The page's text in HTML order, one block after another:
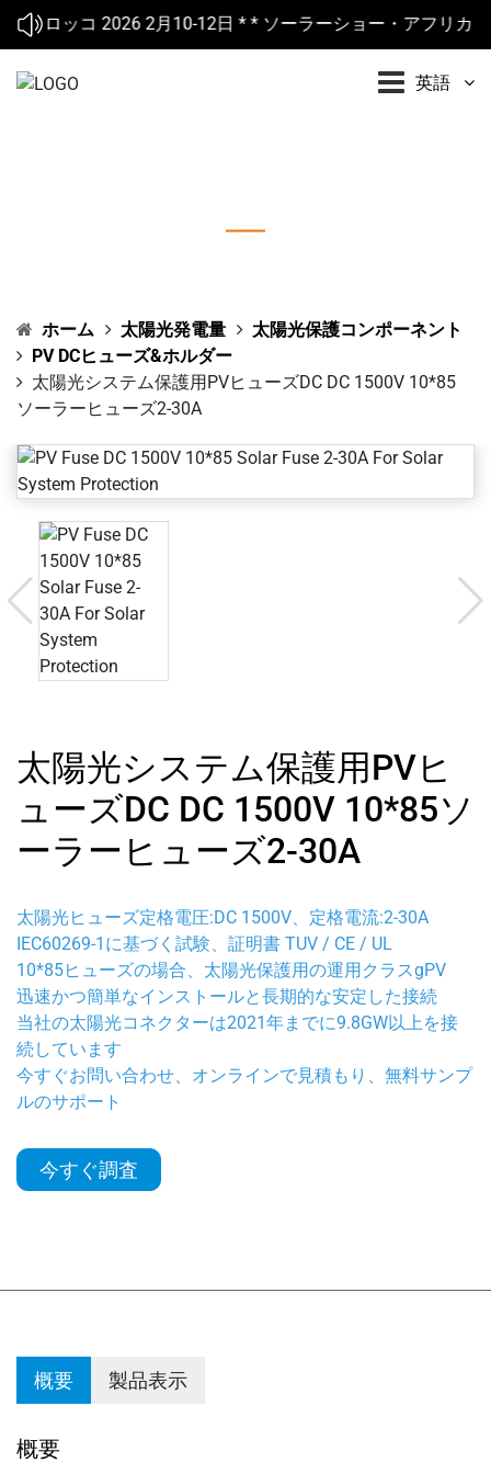
ロッコ 2026 2月10-12日 * * ソーラーショー・アフリカ
英語
ホーム 太陽光発電量
太陽光保護コンポーネント
PV DCヒューズ&ホルダー
太陽光システム保護用PVヒューズDC DC 1500V 10*85
ソーラーヒューズ2-30A
太陽光システム保護用PVヒ
ューズDC DC 1500V 10*85ソ
ーラーヒューズ2-30A
太陽光ヒューズ定格電圧:DC 1500V、定格電流:2-30A
IEC60269-1に基づく試験、証明書 TUV / CE / UL
10*85ヒューズの場合、太陽光保護用の運用クラスgPV
迅速かつ簡単なインストールと長期的な安定した接続
当社の太陽光コネクターは2021年までに9.8GW以上を接
続しています
今すぐお問い合わせ、オンラインで見積もり、無料サンプ
ルのサポート
今すぐ調査
概要 製品表示
概要